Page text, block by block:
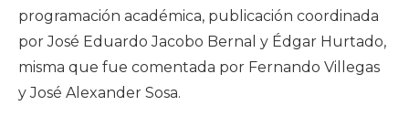
programación académica, publicación coordinada
por José Eduardo Jacobo Bernal y Édgar Hurtado,
misma que fue comentada por Fernando Villegas
y José Alexander Sosa.